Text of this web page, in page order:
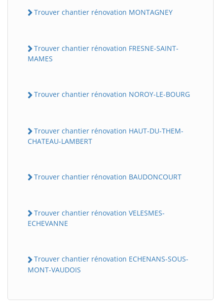
Trouver chantier rénovation MONTAGNEY
Trouver chantier rénovation FRESNE-SAINT-
MAMES
Trouver chantier rénovation NOROY-LE-BOURG
Trouver chantier rénovation HAUT-DU-THEM-
CHATEAU-LAMBERT
Trouver chantier rénovation BAUDONCOURT
Trouver chantier rénovation VELESMES-
ECHEVANNE
Trouver chantier rénovation ECHENANS-SOUS-
MONT-VAUDOIS
B Assistant en ligne